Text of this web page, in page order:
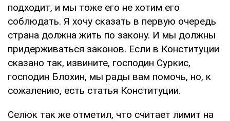
подходит, и мы тоже его не хотим его
соблюдать. Я хочу сказать в первую очередь
страна должна жить по закону. И мы должны
придерживаться законов. Если в Конституции
сказано так, извините, господин Суркис,
господин Блохин, мы рады вам помочь, но, к
сожалению, есть статья Конституции.
Селюк так же отметил, что считает лимит на